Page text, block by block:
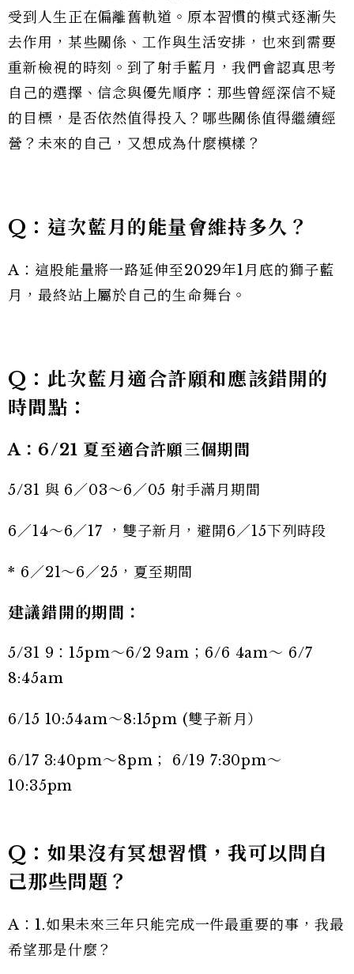
受到人生正在偏離舊軌道。原本習慣的模式逐漸失
去作用，某些關係、工作與生活安排，也來到需要
重新檢視的時刻。到了射手藍月，我們會認真思考
自己的選擇、信念與優先順序：那些曾經深信不疑
的目標，是否依然值得投入？哪些關係值得繼續經
營？未來的自己，又想成為什麼模樣？
Q：這次藍月的能量會維持多久？
A：這股能量將一路延伸至2029年1月底的獅子藍
月，最終站上屬於自己的生命舞台。
Q：此次藍月適合許願和應該錯開的
時間點：
A： 6/21 夏至適合許願三個期間
5/31 與 6／03～6／05 射手滿月期間
6／14～6／17 ，雙子新月，避開6／15下列時段
* 6／21～6／25，夏至期間
建議錯開的期間：
5/31 9：15pm～6/2 9am；6/6 4am～ 6/7
8:45am
6/15 10:54am～8:15pm (雙子新月）
6/17 3:40pm～8pm； 6/19 7:30pm～
10:35pm
Q：如果沒有冥想習慣，我可以問自
己那些問題？
A：1.如果未來三年只能完成一件最重要的事，我最
希望那是什麼？